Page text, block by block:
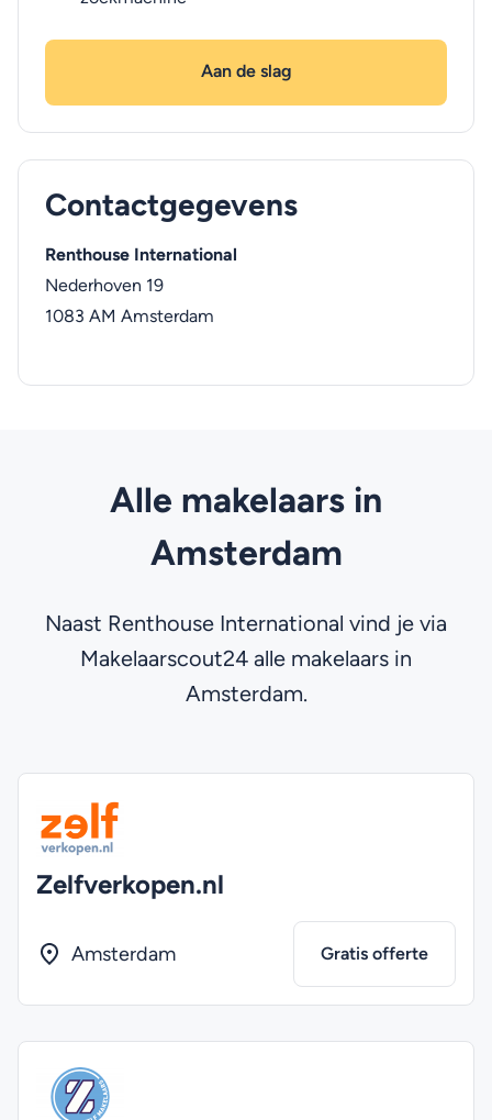
Aan de slag
Contactgegevens
Renthouse International
Nederhoven 19
1083 AM Amsterdam
Alle makelaars in
Amsterdam
Naast Renthouse International vind je via
Makelaarscout24 alle makelaars in
Amsterdam.
Zelfverkopen.nl
Amsterdam Gratis offerte